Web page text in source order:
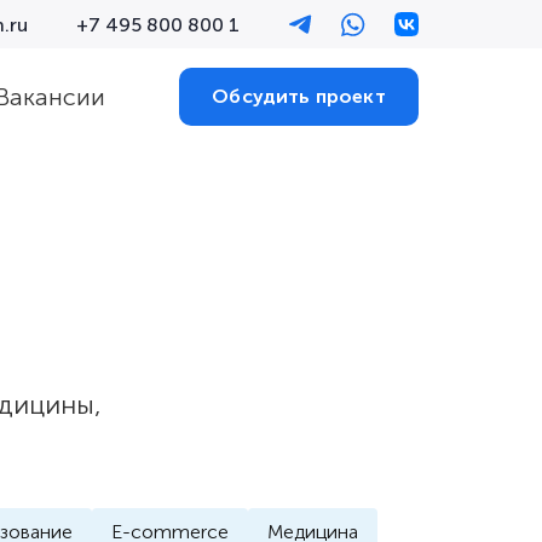
+7 495 800 800 1
Обсудить проект
E-commerce Медицина